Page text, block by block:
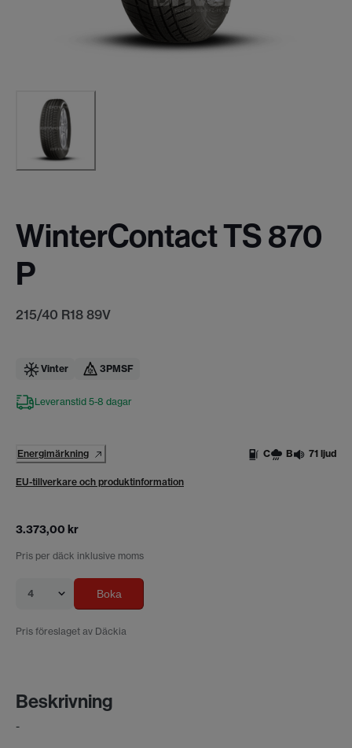
WinterContact TS 870
P
215/40 R18 89V
Vinter 3PMSF
Leveranstid 5-8 dagar
Energimärkning C B 71 ljud
EU-tillverkare och produktinformation
3.373,00 kr
Pris per däck inklusive moms
4 Boka
Pris föreslaget av Däckia
Beskrivning
-